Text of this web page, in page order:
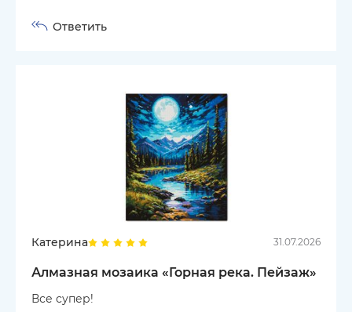
Ответить
Катерина 31.07.2026
Алмазная мозаика «Горная река. Пейзаж»
Все супер!